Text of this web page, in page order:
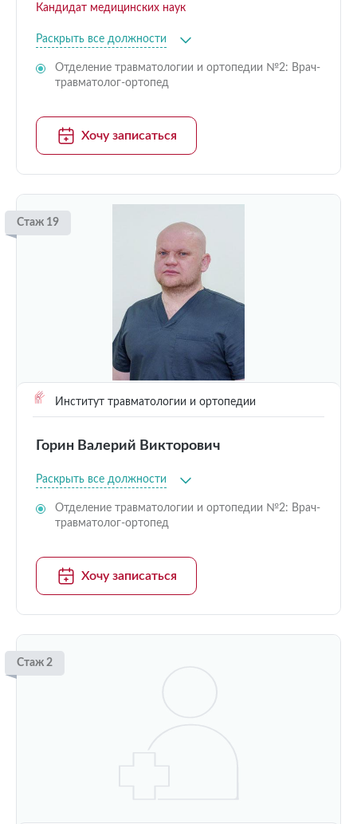
Кандидат медицинских наук
Раскрыть все должности
Отделение травматологии и ортопедии №2: Врач-
травматолог-ортопед
Хочу записаться
Стаж 19
Институт травматологии и ортопедии
Горин Валерий Викторович
Раскрыть все должности
Отделение травматологии и ортопедии №2: Врач-
травматолог-ортопед
Хочу записаться
Стаж 2